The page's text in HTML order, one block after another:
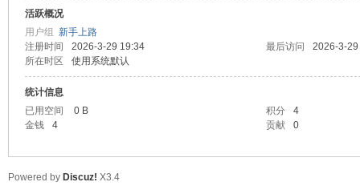
活跃概况
用户组 新手上路
注册时间
2026-3-29 19:34 最后访问
2026-3-
所在时区
使用系统默认
统计信息
已用空间
0 B 积分
4
金钱
4 贡献 0
Powered by Discuz! X3.4